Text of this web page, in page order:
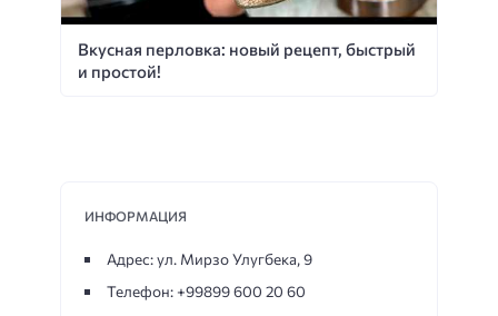
Вкусная перловка: новый рецепт, быстрый
и простой!
ИНФОРМАЦИЯ
Адрес: ул. Мирзо Улугбека, 9
Телефон: +99899 600 20 60